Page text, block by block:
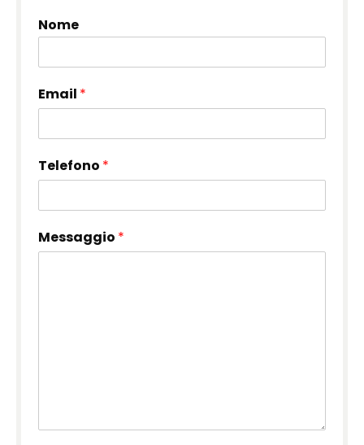
Nome
Email *
Telefono *
Messaggio *